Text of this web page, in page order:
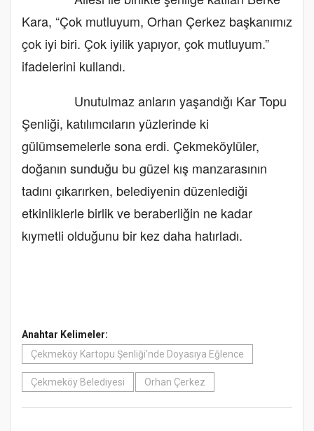
Kara, “Çok mutluyum, Orhan Çerkez başkanımız
çok iyi biri. Çok iyilik yapıyor, çok mutluyum.”
ifadelerini kullandı.
Unutulmaz anların yaşandığı Kar Topu
Şenliği, katılımcıların yüzlerinde ki
gülümsemelerle sona erdi. Çekmeköylüler,
doğanın sunduğu bu güzel kış manzarasının
tadını çıkarırken, belediyenin düzenlediği
etkinliklerle birlik ve beraberliğin ne kadar
kıymetli olduğunu bir kez daha hatırladı.
Anahtar Kelimeler:
Çekmeköy Kartopu Şenliği’nde Doyasıya Eğlence
Çekmeköy Belediyesi Orhan Çerkez